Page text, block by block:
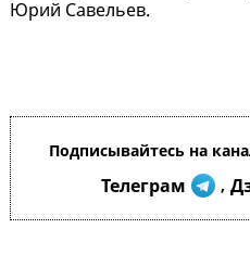
Юрий Савельев.
Подписывайтесь на
Телеграм ,